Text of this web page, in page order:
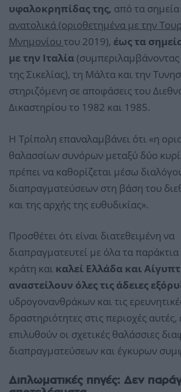
υφαλοκρηπίδας της, από τα σημεία
ανατολικά (οριοθετημένα με την
Μνημονίου του 2019), έως τα
με την Ιταλία
της Σικελίας), τη Μάλτα και την
στηριζόμενη σε αποφάσεις του
Δικαστηρίου το 1982 και 1985.
Η Τρίπολη επαναλαμβάνει ότι «η
θαλασσίων συνόρων μεταξύ δύο
πρέπει να καθορίζεται μέσω
διαπραγματεύσεων στη βάση του
και της αρχής της ευθυδικίας».
Προσθέτει ότι είναι διατεθειμένη να
διαπραγματευτεί με όλα τα παράκτια
κράτη και καλεί Ελλάδα και
αναστείλουν όλες τις άδειες
υδρογονανθράκων και τις
δραστηριότητες στις περιοχές
επιλυθούν οι σχετικές θαλάσσιες
διαπραγματεύσεων και έγκυρων
Διπλωματικές πηγές: Δεν